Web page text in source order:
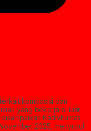
komposisi dan
yang bekerja di luar
Kadivhumas
2025, menyusul